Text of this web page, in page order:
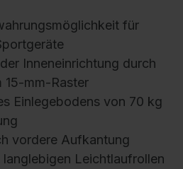
für
Inneneinrichtung durch
15-mm-Raster
Einlegebodens von 70 kg
vordere Aufkantung
langlebigen Leichtlaufrollen